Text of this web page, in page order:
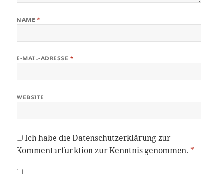
NAME *
E-MAIL-ADRESSE *
WEBSITE
Ich habe dieDatenschutzerklärungzur
Kommentarfunktion zur Kenntnis genommen. *